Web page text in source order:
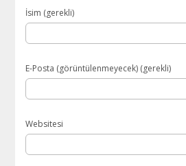
İsim (gerekli)
E-Posta (görüntülenmeyecek) (gerekli)
Websitesi